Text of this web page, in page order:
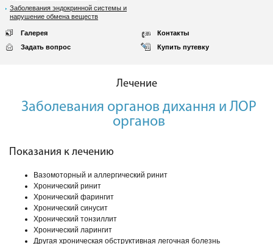
Заболевания эндокринной системы и
нарушение обмена веществ
Галерея
Контакты
Задать вопрос
Купить путевку
Лечение
Заболевания органов дихання и ЛОР
органов
Показания к лечению
Вазомоторный и аллергический ринит
Хронический ринит
Хронический фарингит
Хронический синусит
Хронический тонзиллит
Хронический ларингит
Другая хроническая обструктивная легочная болезнь